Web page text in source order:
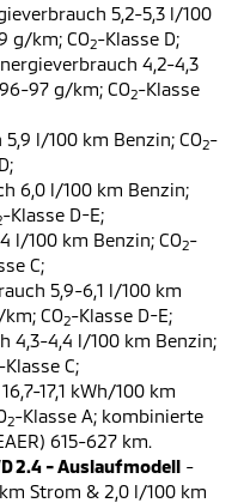
5,2-5,3 l/100
g/km; CO2-Klasse D;
4,2-4,3
97 g/km; CO2-Klasse
l/100 km Benzin; CO2-
6,0 l/100 km Benzin;
-Klasse D-E;
l/100 km Benzin; CO2-
C;
5,9-6,1 l/100 km
CO2-Klasse D-E;
4,3-4,4 l/100 km Benzin;
-Klasse C;
17,1 kWh/100 km
2-Klasse A; kombinierte
615-627 km.
2.4 - Auslaufmodell -
Strom & 2,0 l/100 km